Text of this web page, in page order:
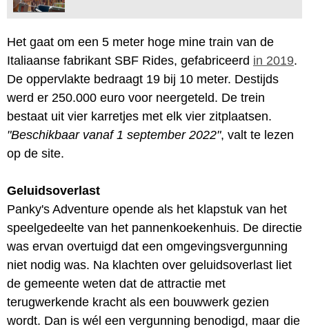
Het gaat om een 5 meter hoge mine train van de
Italiaanse fabrikant SBF Rides, gefabriceerd in 2019.
De oppervlakte bedraagt 19 bij 10 meter. Destijds
werd er 250.000 euro voor neergeteld. De trein
bestaat uit vier karretjes met elk vier zitplaatsen.
"Beschikbaar vanaf 1 september 2022", valt te lezen
op de site.
Geluidsoverlast
Panky's Adventure opende als het klapstuk van het
speelgedeelte van het pannenkoekenhuis. De directie
was ervan overtuigd dat een omgevingsvergunning
niet nodig was. Na klachten over geluidsoverlast liet
de gemeente weten dat de attractie met
terugwerkende kracht als een bouwwerk gezien
wordt. Dan is wél een vergunning benodigd, maar die